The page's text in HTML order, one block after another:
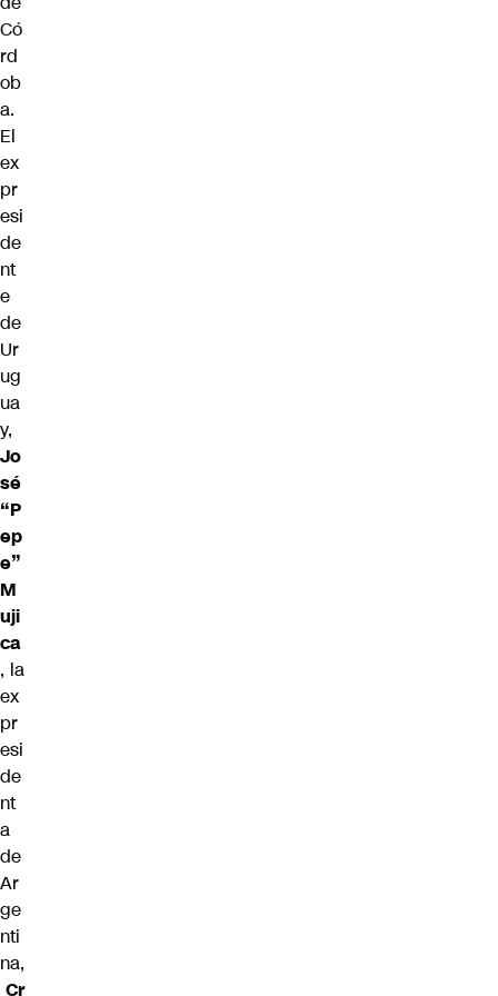
Có
rd
ob
a.
El
ex
pr
esi
de
nt
e
de
Ur
ug
ua
y,
Jo
sé
“P
ep
e”
M
uji
ca
, la
ex
pr
esi
de
nt
a
de
Ar
ge
nti
na,
Cr